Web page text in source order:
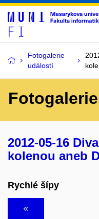
Fotogalerie
událostí
2012-05-16
kolenou aneb
Rychlé šípy